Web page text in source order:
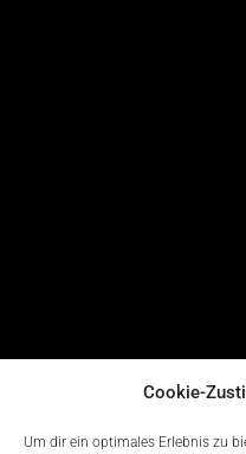
Cookie-
Um dir ein optimales Erlebnis zu